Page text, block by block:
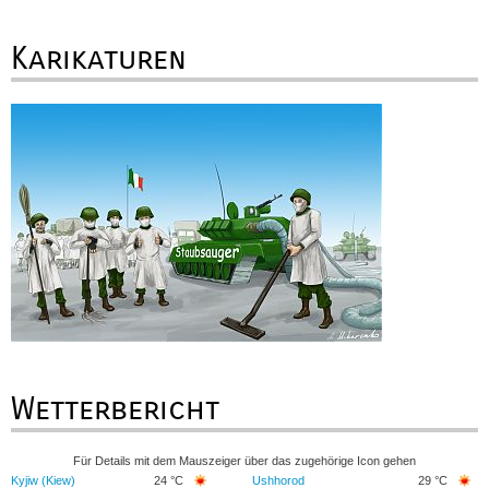
Karikaturen
Wetterbericht
Für Details mit dem Mauszeiger über das zugehörige Icon gehen
Kyjiw (Kiew)
24 °C Ushhorod 29 °C